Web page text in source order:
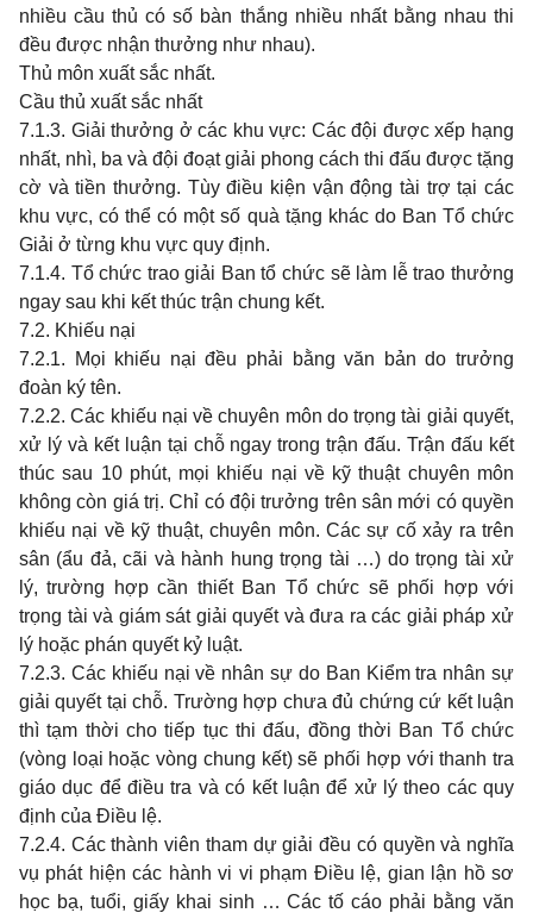
nhiều cầu thủ có số bàn thắng nhiều nhất bằng nhau thi
đều được nhận thưởng như nhau).
Thủ môn xuất sắc nhất.
Cầu thủ xuất sắc nhất
7.1.3. Giải thưởng ở các khu vực: Các đội được xếp hạng
nhất, nhì, ba và đội đoạt giải phong cách thi đấu được tặng
cờ và tiền thưởng. Tùy điều kiện vận động tài trợ tại các
khu vực, có thể có một số quà tặng khác do Ban Tổ chức
Giải ở từng khu vực quy định.
7.1.4. Tổ chức trao giải Ban tổ chức sẽ làm lễ trao thưởng
ngay sau khi kết thúc trận chung kết.
7.2. Khiếu nại
7.2.1. Mọi khiếu nại đều phải bằng văn bản do trưởng
đoàn ký tên.
7.2.2. Các khiếu nại về chuyên môn do trọng tài giải quyết,
xử lý và kết luận tại chỗ ngay trong trận đấu. Trận đấu kết
thúc sau 10 phút, mọi khiếu nại về kỹ thuật chuyên môn
không còn giá trị. Chỉ có đội trưởng trên sân mới có quyền
khiếu nại về kỹ thuật, chuyên môn. Các sự cố xảy ra trên
sân (ẩu đả, cãi và hành hung trọng tài …) do trọng tài xử
lý, trường hợp cần thiết Ban Tổ chức sẽ phối hợp với
trọng tài và giám sát giải quyết và đưa ra các giải pháp xử
lý hoặc phán quyết kỷ luật.
7.2.3. Các khiếu nại về nhân sự do Ban Kiểm tra nhân sự
giải quyết tại chỗ. Trường hợp chưa đủ chứng cứ kết luận
thì tạm thời cho tiếp tục thi đấu, đồng thời Ban Tổ chức
(vòng loại hoặc vòng chung kết) sẽ phối hợp với thanh tra
giáo dục để điều tra và có kết luận để xử lý theo các quy
định của Điều lệ.
7.2.4. Các thành viên tham dự giải đều có quyền và nghĩa
vụ phát hiện các hành vi vi phạm Điều lệ, gian lận hồ sơ
học bạ, tuổi, giấy khai sinh … Các tố cáo phải bằng văn